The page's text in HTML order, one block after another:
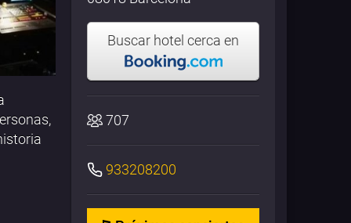
Buscar hotel cerca en
707
933208200